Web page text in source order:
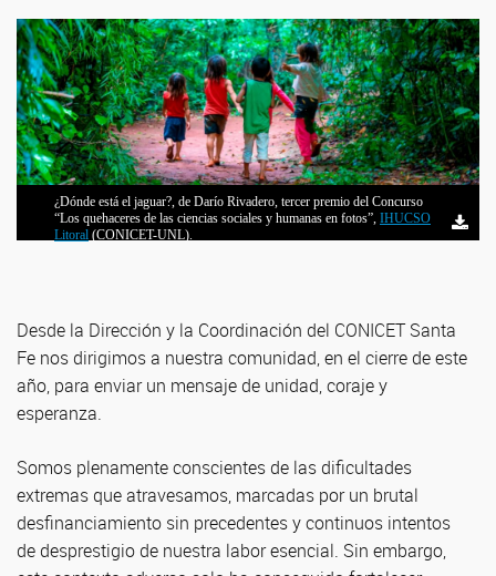
¿Dónde está el jaguar?, de Darío Rivadero, tercer premio del Concurso
“Los quehaceres de las ciencias sociales y humanas en fotos”, IHUCSO
Litoral (CONICET-UNL).
Desde la Dirección y la Coordinación del CONICET Santa
Fe nos dirigimos a nuestra comunidad, en el cierre de este
año, para enviar un mensaje de unidad, coraje y
esperanza.
Somos plenamente conscientes de las dificultades
extremas que atravesamos, marcadas por un brutal
desfinanciamiento sin precedentes y continuos intentos
de desprestigio de nuestra labor esencial. Sin embargo,